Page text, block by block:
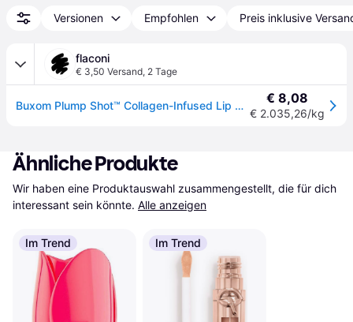
Versionen Empfohlen Preis inklusive
flaconi
€ 3,50 Versand, 2 Tage
Buxom Plump Shot™ Collagen-Infused Lip Serum Lipgloss 4 ml Get Naked € 8,08
€ 2.035,26/kg
Ähnliche Produkte
Wir haben eine Produktauswahl zusammengestellt, die für dich
interessant sein könnte. Alle anzeigen
Im Trend Im Trend